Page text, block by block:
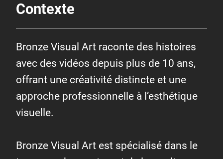
Contexte
Bronze Visual Art raconte des histoires
avec des vidéos depuis plus de 10 ans,
offrant une créativité distincte et une
approche professionnelle à l’esthétique
visuelle.
Bronze Visual Art est spécialisé dans le